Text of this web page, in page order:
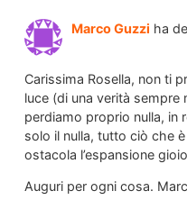
Marco Guzzi ha
Carissima Rosella, non ti
luce (di una verità
perdiamo proprio nulla, in
solo il nulla, tutto ciò che
ostacola l’espansione
Auguri per ogni cosa.